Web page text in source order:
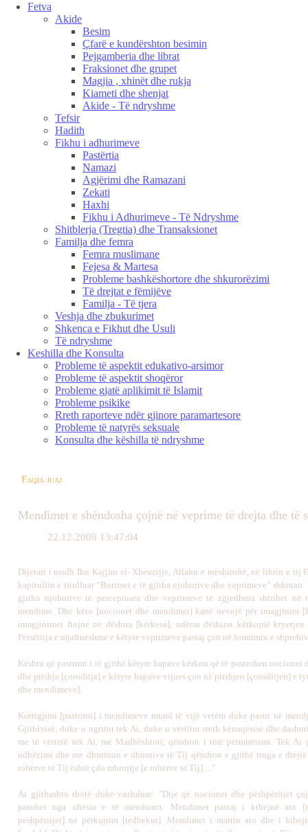
Fetva
Akide
Besim
Çfarë e kundërshton besimin
Pejgamberia dhe librat
Fraksionet dhe grupet
Magjia , xhinët dhe rukja
Kiameti dhe shenjat
Akide - Të ndryshme
Tefsir
Hadith
Fikhu i adhurimeve
Pastërtia
Namazi
Agjërimi dhe Ramazani
Zekati
Haxhi
Fikhu i Adhurimeve - Të Ndryshme
Shitblerja (Tregtia) dhe Transaksionet
Familja dhe femra
Femra muslimane
Fejesa & Martesa
Probleme bashkëshortore dhe shkurorëzimi
Të drejtat e fëmijëve
Familja - Të tjera
Veshja dhe zbukurimet
Shkenca e Fikhut dhe Usuli
Të ndryshme
Keshilla dhe Konsulta
Probleme të aspektit edukativo-arsimor
Probleme të aspektit shoqëror
Probleme gjatë aplikimit të Islamit
Probleme psikike
Rreth raporteve ndër gjinore paramartesore
Probleme të natyrës seksuale
Konsulta dhe këshilla të ndryshme
Faqja juaj
Mendimet e shëndosha çojnë në veprime të drejta dhe të
22.12.2009 13:47:04
Dijetari i madh Ibn Kajjim el- Xheuzijje, Allahu e mëshiroftë, në librin e tij
kapitullin e titulluar “Burimet e të gjitha njohurive dhe veprimeve” shkruan:
gjitha njohurive të perceptuara dhe veprimeve të zgjedhura shtrihet në
mendime. Dhe këto [nocionet dhe mendimet] kanë nevojë për imagjinim
imagjinimet ftojnë në dëshira [kërkesa], ndërsa dëshirat kërkojnë kryerjen
Përsëritja e mjaftueshme e këtyre veprimeve pastaj çon në formimin e
Kështu që pastrimi i të gjithë këtyre hapave kërkon që të pastrohen nocionet
dhe prishja [çoroditja] e këtyre hapave vijues çon në prishjen [çoroditjen] e
dhe mendimeve].
Korrigjimi [pastrimi] i mendimeve mund të vijë vetëm duke pasur në
Gjithësisë, duke u ngritur tek Ai, duke u vërtitur rreth kënaqësisë dhe
me të vërtetë tek Ai, më Madhështori, qëndron i tërë përmirësimi. Tek Ai
udhëzimi dhe me dhurimin e dhuntive të Tij qëndron e gjithë rruga e
robërve të Tij është çdo mbrojtje [e robërve të Tij]…"
Ai gjithashtu thotë duke vazhduar: "Dije që nocionet dhe pëshpëritjet
pasohet nga aftësia e të menduarit. Mendimet pastaj i kthejnë ato
pëshpëritjet] në përkujtim [tedhekur]. Mendimet i marrin ato dhe i